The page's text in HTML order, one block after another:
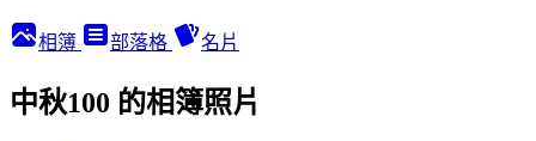
相簿 部落格 名片
中秋100 的相簿照片